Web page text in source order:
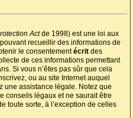
Actde 1998) est une loi aux
recueillir des informations de
le consentementécrit des
de ces informations permettant
Si vous n’êtes pas sûr que cela
ou au site Internet auquel
une assistance légale. Notez que
conseils légaux et ne saurait être
toute sorte, à l’exception de celles